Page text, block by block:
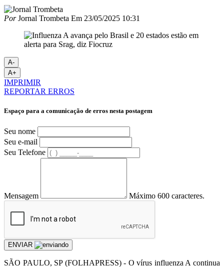
PorJornal Trombeta Em 23/05/2025 10:31
A-
A+
IMPRIMIR
REPORTAR ERROS
Espaço para a comunicação de erros nesta postagem
Seu nome
Seu e-mail
Seu Telefone
Mensagem Máximo 600 caracteres.
ENVIAR
SÃO PAULO, SP (FOLHAPRESS) - O vírus influenza A continua